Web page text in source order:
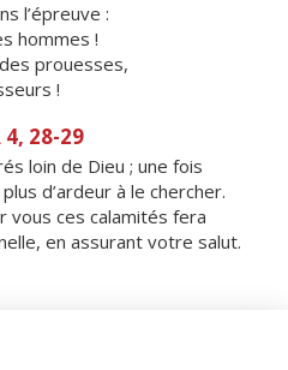
l’épreuve :
hommes !
prouesses,
!
4, 28-29
loin de Dieu ; une fois
d’ardeur à le chercher.
vous ces calamités fera
en assurant votre salut.